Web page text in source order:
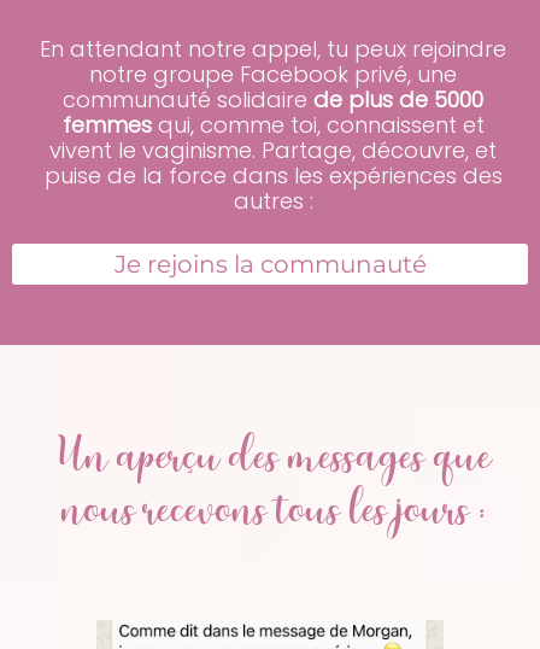
En attendant notre appel, tu peux rejoindre
notre groupe Facebook privé, une
communauté solidaire de plus de 5000
femmes qui, comme toi, connaissent et
vivent le vaginisme. Partage, découvre, et
puise de la force dans les expériences des
autres :
Je rejoins la communauté
Un aperçu des messages que
nous recevons tous les jours :